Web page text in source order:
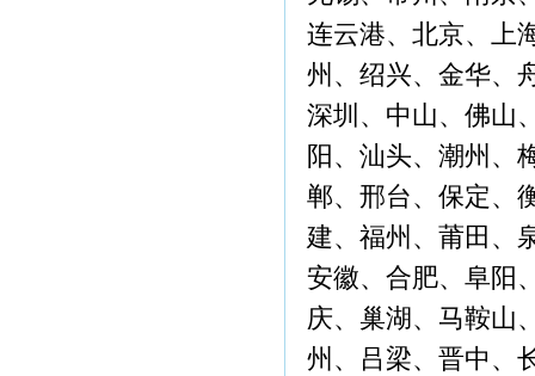
连云港、北京、上
州、绍兴、金华、
深圳、中山、佛山
阳、汕头、潮州、
郸、邢台、保定、
建、福州、莆田、
安徽、合肥、阜阳
庆、巢湖、马鞍山
州、吕梁、晋中、